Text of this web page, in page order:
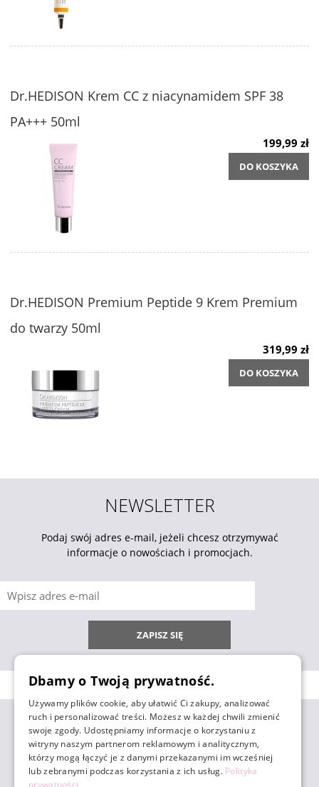
Dr.HEDISON Krem CC z niacynamidem SPF 38
PA+++ 50ml
199,99 zł
DO KOSZYKA
Dr.HEDISON Premium Peptide 9 Krem Premium
do twarzy 50ml
319,99 zł
DO KOSZYKA
NEWSLETTER
Podaj swój adres e-mail, jeżeli chcesz otrzymywać
informacje o nowościach i promocjach.
ZAPISZ SIĘ
ZAKUPY
POMOC
Dbamy o Twoją prywatność.
Używamy plików cookie, aby ułatwić Ci zakupy, analizować
ruch i personalizować treści. Możesz w każdej chwili zmienić
swoje zgody. Udostępniamy informacje o korzystaniu z
witryny naszym partnerom reklamowym i analitycznym,
którzy mogą łączyć je z danymi przekazanymi im wcześniej
lub zebranymi podczas korzystania z ich usług. Polityka
prywatności